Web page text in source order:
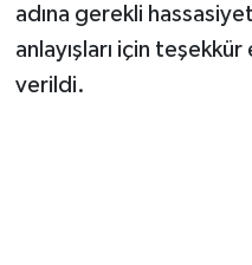
adına gerekli
anlayışları için
verildi.